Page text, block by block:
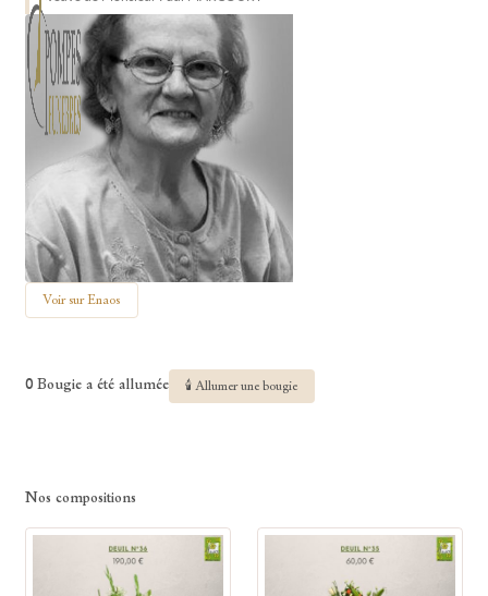
Voir sur Enaos
0 Bougie a été allumée 🕯 Allumer une bougie
Nos compositions